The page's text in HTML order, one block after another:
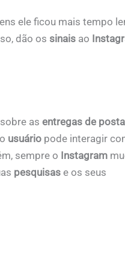
ele ficou mais tempo
dão os sinais ao
sobre as entregas de
usuário pode interagir
sempre o Instagram
pesquisas e os seus